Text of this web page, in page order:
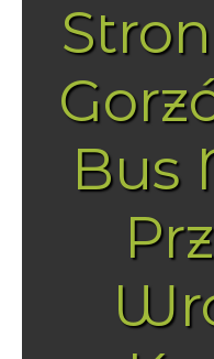
Bus